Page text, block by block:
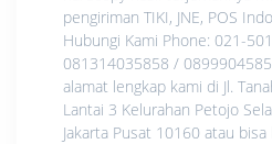
pengiriman TIKI, JNE, POS
Hubungi Kami Phone: 021-
081314035858 /
alamat lengkap kami di Jl.
Lantai 3 Kelurahan Petojo
Jakarta Pusat 10160 atau bisa